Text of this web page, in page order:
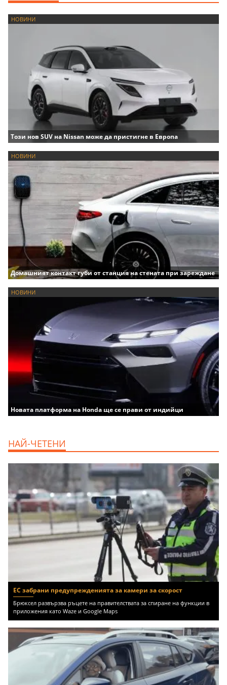
НОВИНИ
Този нов SUV на Nissan може да пристигне в Европа
НОВИНИ
Домашният контакт губи от станция на стената при зареждане
НОВИНИ
Новата платформа на Honda ще се прави от индийци
НАЙ-ЧЕТЕНИ
ЕС забрани предупрежденията за камери за скорост
Брюксел развързва ръцете на правителствата за спиране на функции в
приложения като Waze и Google Maps